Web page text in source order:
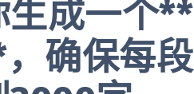
生成一个**
确保每段